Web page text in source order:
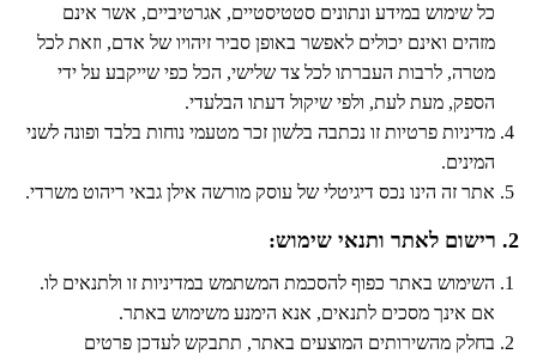
כל שימוש במידע ונתונים סטטיסטיים, אגרטיביים, אשר אינם
מזהים ואינם יכולים לאפשר באופן סביר זיהויו של אדם, וזאת לכל
מטרה, לרבות העברתו לכל צד שלישי, הכל כפי שייקבע על ידי
הספק, מעת לעת, ולפי שיקול דעתו הבלעדי.
מדיניות פרטיות זו נכתבה בלשון זכר מטעמי נוחות בלבד ופונה לשני
המינים.
אתר זה הינו נכס דיגיטלי של עוסק מורשה אילן גבאי ריהוט משרדי.
2. רישום לאתר ותנאי שימוש:
השימוש באתר כפוף להסכמת המשתמש במדיניות זו ולתנאים לו.
אם אינך מסכים לתנאים, אנא הימנע משימוש באתר.
בחלק מהשירותים המוצעים באתר, תתבקש לעדכן פרטים